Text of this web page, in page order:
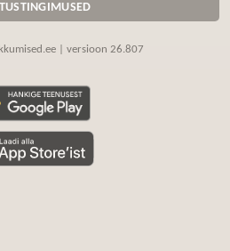
| versioon 26.807